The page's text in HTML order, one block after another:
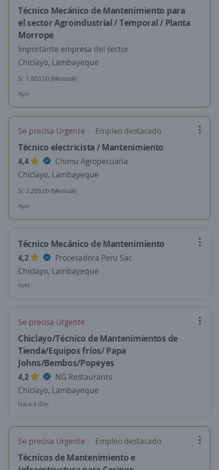
Técnico Mecánico de Mantenimiento para
el sector Agroindustrial / Temporal / Planta
Morrope
Importante empresa del sector
Chiclayo, Lambayeque
S/. 1.800,00 (Mensual)
Ayer
Se precisa Urgente Empleo destacado
Técnico electricista / Mantenimiento
4,4
Chimu Agropecuaria
Chiclayo, Lambayeque
S/. 2.200,00 (Mensual)
Ayer
Técnico Mecánico de Mantenimiento
4,2
Procesadora Peru Sac
Chiclayo, Lambayeque
Ayer
Se precisa Urgente
Chiclayo/Técnico de Mantenimientos de
Tienda/Equipos fríos/ Papa
Johns/Bembos/Popeyes
4,2
NG Restaurants
Chiclayo, Lambayeque
Hace 4 días
Se precisa Urgente Empleo destacado
Técnicos de Mantenimiento e